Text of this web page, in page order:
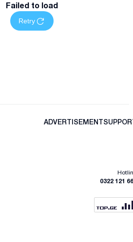
Failed to load
Retry
ADVERTISEMENT
0322 121